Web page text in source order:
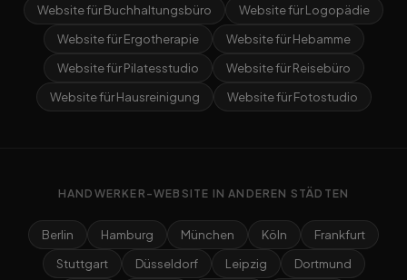
Website für Buchhaltungsbüro
Website für Logopädie
Website für Ergotherapie
Website für Hebamme
Website für Pilatesstudio
Website für Reisebüro
Website für Hausreinigung
Website für Fotostudio
HANDWERKER-WEBSITE IN ANDEREN STÄDTEN
Berlin Hamburg München Köln
Frankfurt
Stuttgart
Düsseldorf Leipzig
Dortmund